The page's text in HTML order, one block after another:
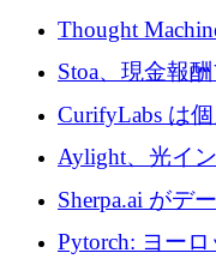
ニングに変え
Thought
調達、年間収
Stoa、現金報
ルを確保
CurifyLabs は
ユーロを寄付
Aylight、光イ
けて450万ユー
Sherpa.ai がデ
に 1,800 万ドル
Pytorch: ヨー